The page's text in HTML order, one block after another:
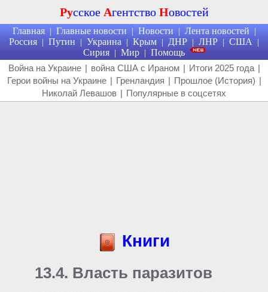
Русское Агентство Новостей
Главная | Главные новости | Новости | Лента новостей |
Россия | Путин | Украина | Крым | ДНР | ЛНР | США |
Сирия | Мир | Помощь
Война на Украине | война США с Ираном | Итоги 2025 года |
Герои войны на Украине | Гренландия | Прошлое (История) |
Николай Левашов | Популярные в соцсетях
Книги
13.4. Власть паразитов